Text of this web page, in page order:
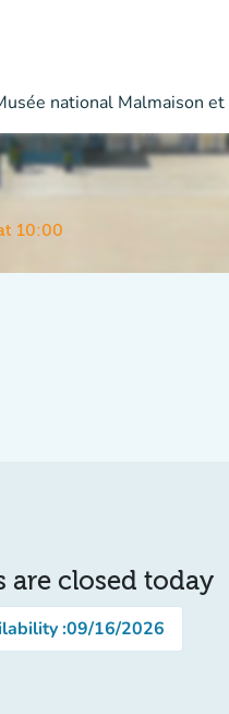
national Malmaison
10:00
are closed today
:09/16/2026